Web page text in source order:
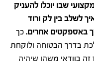
שבו יוכלו להעניק
לשלב בין לק ורוד
באספקטים אחרים. כך
בדרך הבטוחה ולוקחת
בוודאי משהו שיהיה